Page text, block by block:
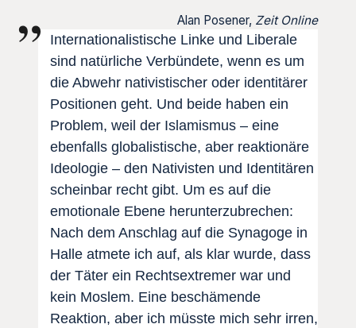
Alan Posener, Zeit Online
Internationalistische Linke und Liberale
sind natürliche Verbündete, wenn es um
die Abwehr nativistischer oder identitärer
Positionen geht. Und beide haben ein
Problem, weil der Islamismus – eine
ebenfalls globalistische, aber reaktionäre
Ideologie – den Nativisten und Identitären
scheinbar recht gibt. Um es auf die
emotionale Ebene herunterzubrechen:
Nach dem Anschlag auf die Synagoge in
Halle atmete ich auf, als klar wurde, dass
der Täter ein Rechtsextremer war und
kein Moslem. Eine beschämende
Reaktion, aber ich müsste mich sehr irren,